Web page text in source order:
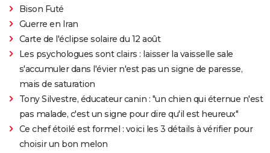
Bison Futé
Guerre en Iran
Carte de l'éclipse solaire du 12 août
Les psychologues sont clairs : laisser la vaisselle sale
s'accumuler dans l'évier n'est pas un signe de paresse,
mais de saturation
Tony Silvestre, éducateur canin : "un chien qui éternue n'est
pas malade, c'est un signe pour dire qu'il est heureux"
Ce chef étoilé est formel : voici les 3 détails à vérifier pour
choisir un bon melon